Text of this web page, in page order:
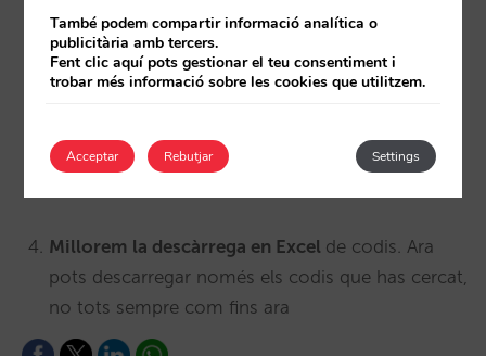
Després d’una cerca, afegim un “torna a llistar
tots”
camp (nom intern, nom d’agència o empresa,
codi d’una reserva…)
Millorem la descàrrega en Excel de codis. Ara
pots descarregar només els codis que has cercat,
no tots sempre com fins ara
També podem compartir informació analítica o
publicitària amb tercers.
Fent clic aquí pots gestionar el teu consentiment i
trobar més informació sobre les cookies que utilitzem.
Acceptar Settings
Rebutjar